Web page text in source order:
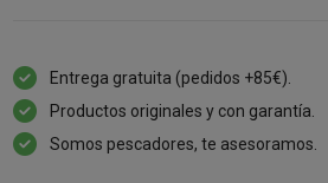
Entrega gratuita (pedidos +85€).
Productos originales y con garantía.
Somos pescadores, te asesoramos.